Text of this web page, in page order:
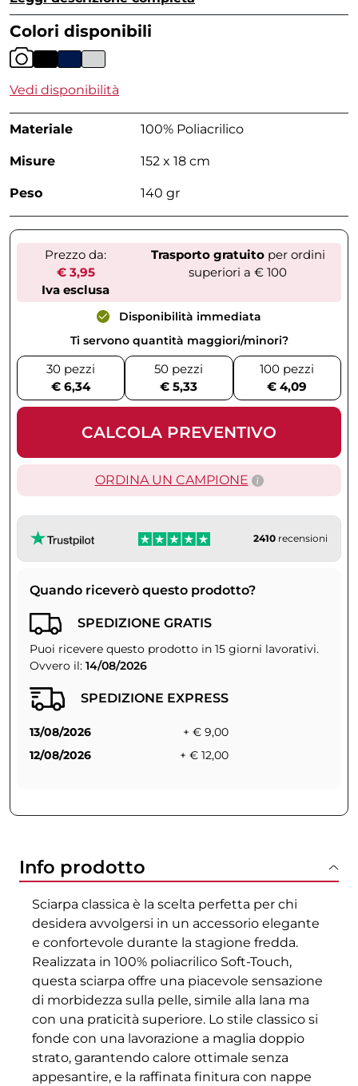
Colori disponibili
Vedi disponibilità
Materiale 100% Poliacrilico
Misure 152 x 18 cm
Peso 140 gr
Prezzo da:
€ 3,95
Iva esclusa
Trasporto gratuitoper ordini
superiori a € 100
Disponibilità immediata
Ti servono quantità maggiori/minori?
30 pezzi
€ 6,34
50 pezzi
€ 5,33
100 pezzi
€ 4,09
CALCOLA PREVENTIVO
ORDINA UN CAMPIONE
2410 recensioni
Quando riceverò questo prodotto?
SPEDIZIONE GRATIS
Puoi ricevere questo prodotto in 15 giorni lavorativi.
Ovvero il: 14/08/2026
SPEDIZIONE EXPRESS
13/08/2026
+ € 9,00
12/08/2026
+ € 12,00
Info prodotto
Sciarpa classica è la scelta perfetta per chi
desidera avvolgersi in un accessorio elegante
e confortevole durante la stagione fredda.
Realizzata in 100% poliacrilico Soft-Touch,
questa sciarpa offre una piacevole sensazione
di morbidezza sulla pelle, simile alla lana ma
con una praticità superiore. Lo stile classico si
fonde con una lavorazione a maglia doppio
strato, garantendo calore ottimale senza
appesantire, e la raffinata finitura con nappe